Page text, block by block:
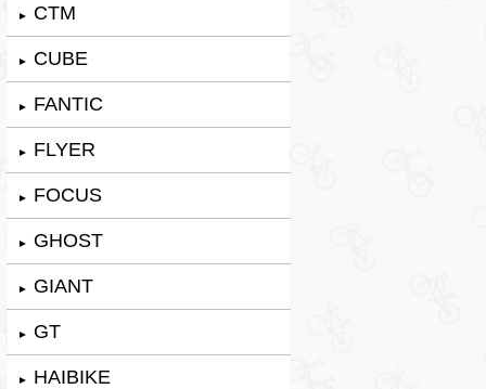
► CTM
► CUBE
► FANTIC
► FLYER
► FOCUS
► GHOST
► GIANT
► GT
► HAIBIKE